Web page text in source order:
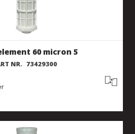
60 micron 5
NR. 73429300